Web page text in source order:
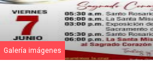
Galería imágenes